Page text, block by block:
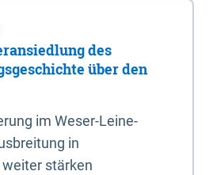
des
über den
im Weser-Leine-
in
stärken